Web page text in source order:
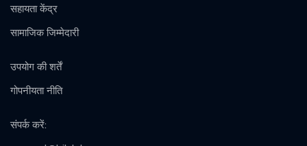
सहायता केंद्र
सामाजिक जिम्मेदारी
उपयोग की शर्तें
गोपनीयता नीति
संपर्क करें: